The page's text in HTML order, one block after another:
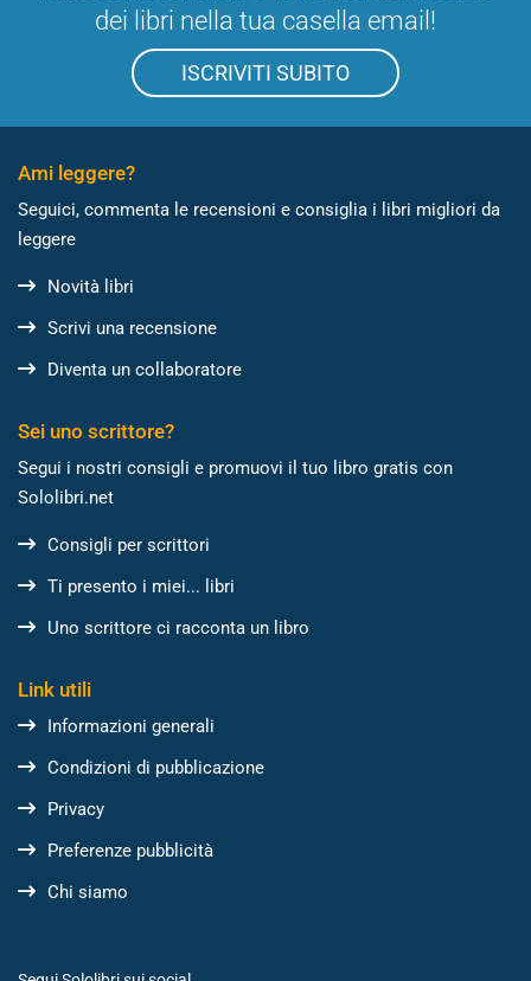
dei libri nella tua casella email!
ISCRIVITI SUBITO
Ami leggere?
Seguici, commenta le recensioni e consiglia i libri migliori da
leggere
Novità libri
Scrivi una recensione
Diventa un collaboratore
Sei uno scrittore?
Segui i nostri consigli e promuovi il tuo libro gratis con
Sololibri.net
Consigli per scrittori
Ti presento i miei... libri
Uno scrittore ci racconta un libro
Link utili
Informazioni generali
Condizioni di pubblicazione
Privacy
Preferenze pubblicità
Chi siamo